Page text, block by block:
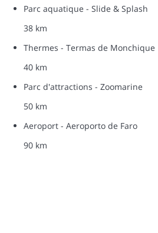
Parc aquatique - Slide & Splash
38 km
Thermes - Termas de Monchique
40 km
Parc d'attractions - Zoomarine
50 km
Aeroport - Aeroporto de Faro
90 km